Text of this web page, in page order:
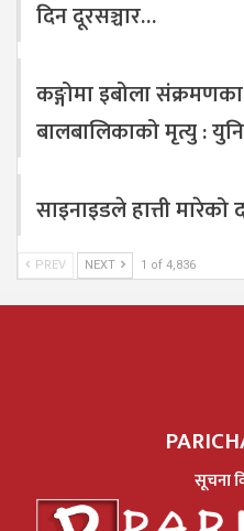
दिन दूरसञ्चार…
कङ्गोमा इबोला
बालबालिकाको मृत्यु :
साइनाइडले हात्ती मारेको
PREV NEXT 1 of 4,836
सूचना